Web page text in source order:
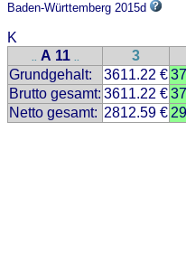
Baden-Württemberg 2015d
K
.. A 11 .. 3
Grundgehalt:
3611.22 €
Brutto gesamt: 3611.22 €
Netto gesamt: 2812.59 €